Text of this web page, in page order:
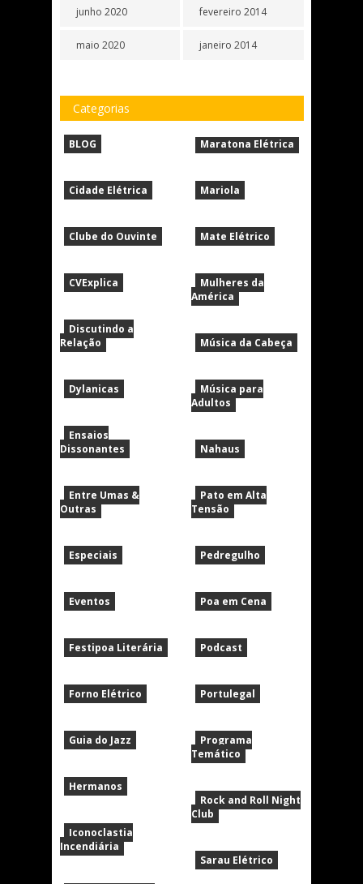
junho 2020
maio 2020
fevereiro 2014
janeiro 2014
Categorias
BLOG
Cidade Elétrica
Clube do Ouvinte
CVExplica
Discutindo a
Relação
Dylanicas
Ensaios
Dissonantes
Entre Umas &
Outras
Especiais
Eventos
Festipoa Literária
Forno Elétrico
Guia do Jazz
Hermanos
Iconoclastia
Incendiária
Maratona Elétrica
Mariola
Mate Elétrico
Mulheres da
América
Música da Cabeça
Música para
Adultos
Nahaus
Pato em Alta
Tensão
Pedregulho
Poa em Cena
Podcast
Portulegal
Programa
Temático
Rock and Roll Night
Club
Sarau Elétrico